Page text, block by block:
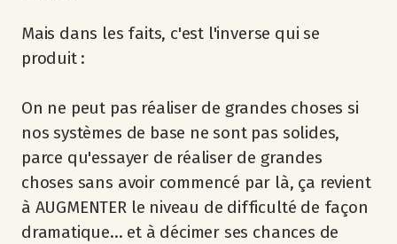
Mais dans les faits, c'est l'inverse qui se
produit :
On ne peut pas réaliser de grandes choses si
nos systèmes de base ne sont pas solides,
parce qu'essayer de réaliser de grandes
choses sans avoir commencé par là, ça revient
à AUGMENTER le niveau de difficulté de façon
dramatique... et à décimer ses chances de